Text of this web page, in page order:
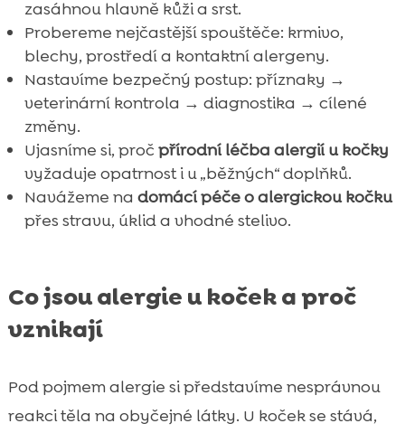
zasáhnou hlavně kůži a srst.
Probereme nejčastější spouštěče: krmivo,
blechy, prostředí a kontaktní alergeny.
Nastavíme bezpečný postup: příznaky →
veterinární kontrola → diagnostika → cílené
změny.
Ujasníme si, proč přírodní léčba alergií u kočky
vyžaduje opatrnost i u „běžných“ doplňků.
Navážeme na domácí péče o alergickou kočku
přes stravu, úklid a vhodné stelivo.
Co jsou alergie u koček a proč
vznikají
Pod pojmem alergie si představíme nesprávnou
reakci těla na obyčejné látky. U koček se stává,